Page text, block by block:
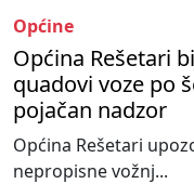
Općine
Općina Rešetari
quadovi voze po
pojačan nadzor
Općina Rešetari
nepropisne vožnj...